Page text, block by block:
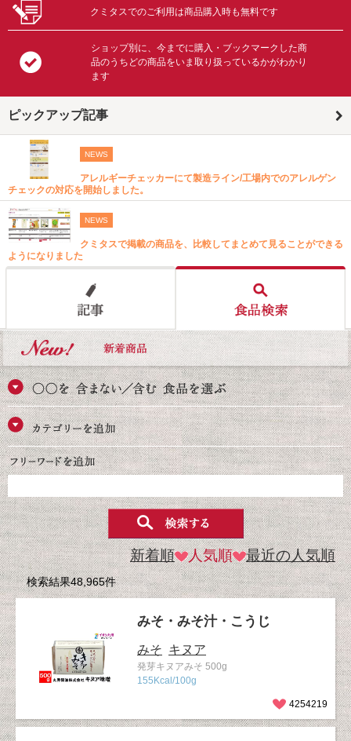
クミタスでのご利用は商品購入時も無料です
ショップ別に、今までに購入・ブックマークした商
品のうちどの商品をいま取り扱っているかがわかり
ます
ピックアップ記事
NEWS
アレルギーチェッカーにて製造ライン/工場内でのアレルゲン
チェックの対応を開始しました。
NEWS
クミタスで掲載の商品を、比較してまとめて見ることができる
ようになりました
新着順 人気順 最近の人気順
検索結果48,965件
みそ・みそ汁・こうじ
みそ キヌア
発芽キヌアみそ 500g
155Kcal/100g
4254219